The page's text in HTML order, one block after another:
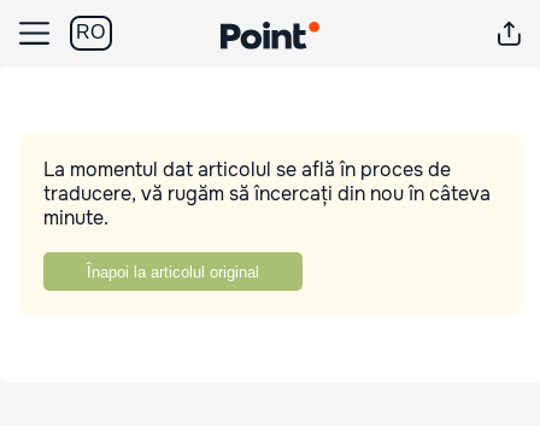
RO
La momentul dat articolul se află în proces de
traducere, vă rugăm să încercați din nou în câteva
minute.
Înapoi la articolul original